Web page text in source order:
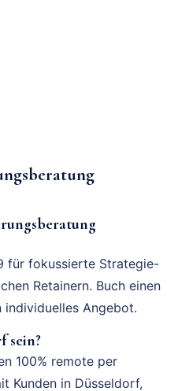
für fokussierte Strategie-
Retainern. Buch einen
Angebot.
sein?
100% remote per
Kunden in Düsseldorf,